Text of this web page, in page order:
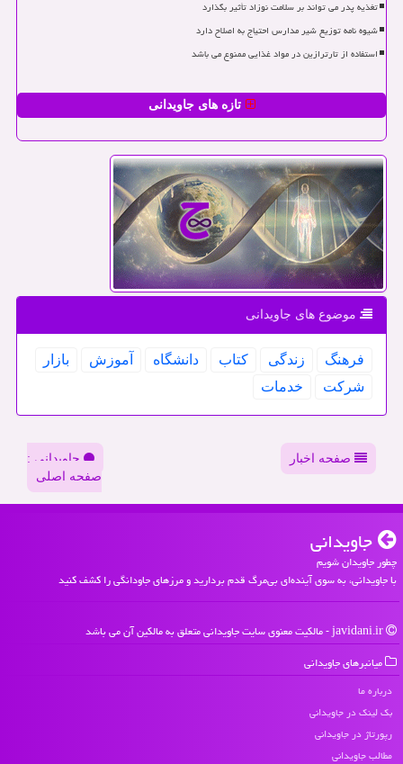
تغذیه پدر می تواند بر سلامت نوزاد تأثیر بگذارد
شیوه نامه توزیع شیر مدارس احتیاج به اصلاح دارد
استفاده از تارترازین در مواد غذایی ممنوع می باشد
تازه های جاویدانی
موضوع های جاویدانی
فرهنگ زندگی كتاب دانشگاه آموزش
بازار
شركت
خدمات
صفحه اخبار
جاویدانی :
صفحه اصلی
جاویدانی
چطور جاویدان شویم
با جاویدانی، به سوی آینده‌ای بی‌مرگ قدم بردارید و مرزهای جاودانگی را کشف کنید
میانبرهای جاویدانی
درباره ما
بک لینک در جاویدانی
رپورتاژ در جاویدانی
مطالب جاویدانی